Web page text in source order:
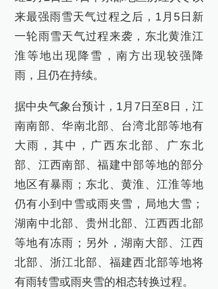
来最强雨雪天气过程之后，1月5日新
一轮雨雪天气过程来袭，东北黄淮江
淮等地出现降雪，南方出现较强降
雨，且仍在持续。
据中央气象台预计，1月7日至8日，江
南南部、华南北部、台湾北部等地有
大雨，其中，广西东北部、广东北
部、江西南部、福建中部等地的部分
地区有暴雨；东北、黄淮、江淮等地
仍有小到中雪或雨夹雪，局地大雪；
湖南中北部、贵州北部、江西西北部
等地有冻雨；另外，湖南大部、江西
北部、浙江北部、福建西北部等地将
有雨转雪或雨夹雪的相态转换过程。